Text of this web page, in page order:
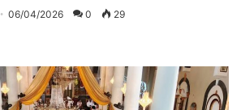
06/04/2026 0 29